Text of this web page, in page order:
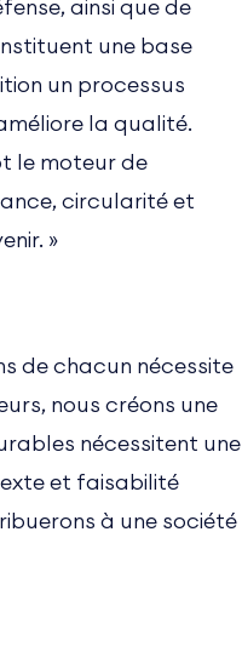
ainsi que de
une base
un processus
la qualité.
le moteur de
circularité et
»
de chacun nécessite
nous créons une
nécessitent une
et faisabilité
à une société